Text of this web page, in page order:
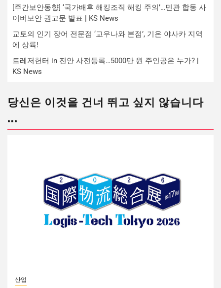
[주간보안동향] ‘국가배후 해킹조직 해킹 주의’…민관 합동 사
이버보안 권고문 발표 | KS News
교토의 인기 장어 전문점 ‘교우나와 본점’, 기온 야사카 지역
에 상륙!
트레저헌터 in 진안 사전등록…5000만 원 주인공은 누가? |
KS News
당신은 이것을 건너 뛰고 싶지 않습니다
...
산업